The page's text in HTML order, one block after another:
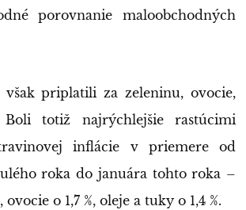
porovnanie maloobchodných
však priplatili za zeleninu, ovocie,
totiž najrýchlejšie rastúcimi
inflácie v priemere od
roka do januára tohto roka –
ovocie o 1,7 %, oleje a tuky o 1,4 %.